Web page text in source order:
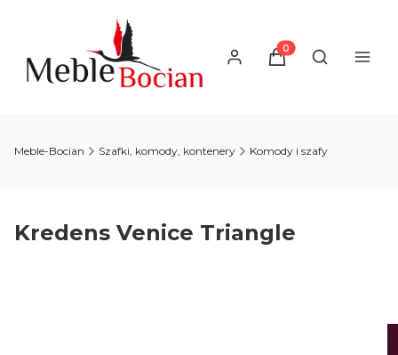
Produkty w
Otwórz
Meble-Bocian Szafki, komody, kontenery Komody i szafy
Kredens Venice Triangle